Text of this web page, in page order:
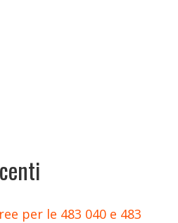
per le 483 040 e 483